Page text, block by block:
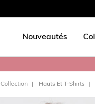
Nouveautés
Collection Hauts Et T-Shirts